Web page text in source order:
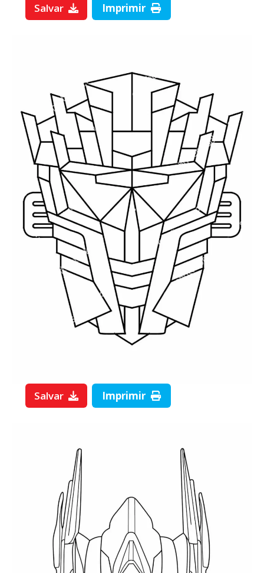
Salvar Imprimir
Salvar Imprimir